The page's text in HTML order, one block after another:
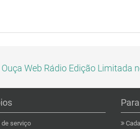
Ouça Web Rádio Edição Limitada
serviço